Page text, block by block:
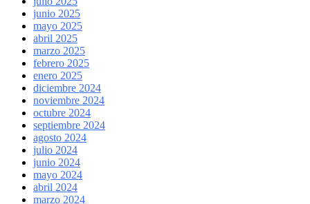
junio 2025
mayo 2025
abril 2025
marzo 2025
febrero 2025
enero 2025
diciembre 2024
noviembre 2024
octubre 2024
septiembre 2024
agosto 2024
julio 2024
junio 2024
mayo 2024
abril 2024
marzo 2024